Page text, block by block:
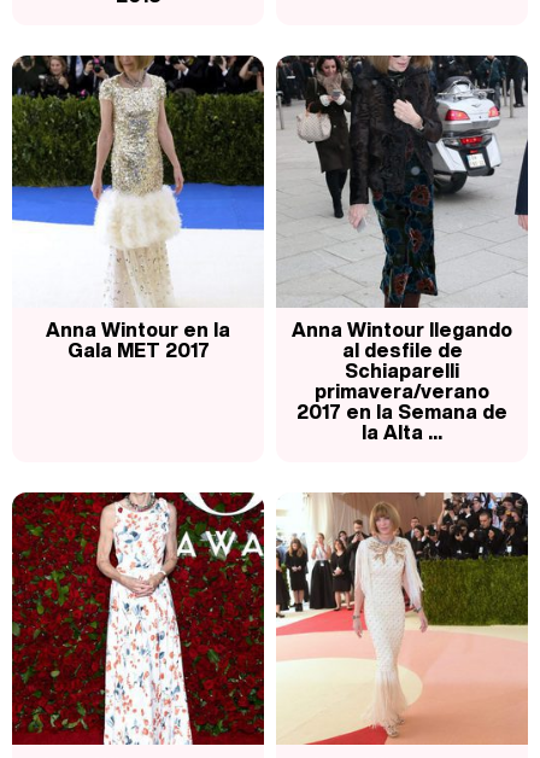
Anna Wintour en la
Gala MET 2017
Anna Wintour llegando
al desfile de
Schiaparelli
primavera/verano
2017 en la Semana de
la Alta ...